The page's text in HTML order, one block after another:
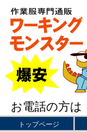
お電話の方は
トップページ